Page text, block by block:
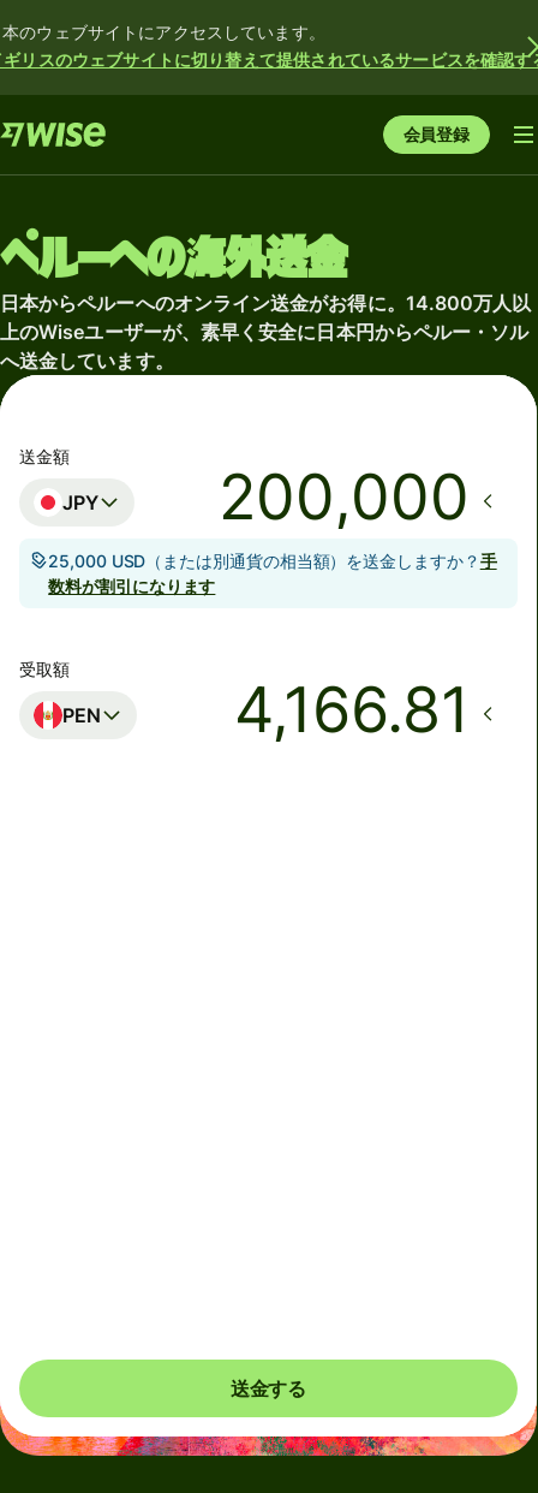
のウェブサイトにアクセスしています。
ギリスのウェブサイトに切り替えて提供されているサービスを確認す
会員登録
ペルーへの海外送金
日本からペルーへのオンライン送金がお得に。14.800万人以
上のWiseユーザーが、素早く安全に日本円からペルー・ソル
へ送金しています。
送金額
JPY
25,000 USD（または別通貨の相当額）を送金しますか？手
数料が割引になります
受取額
PEN
送金する